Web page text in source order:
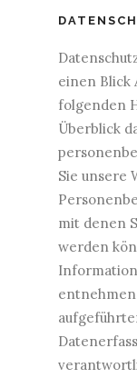
einen Blick
folgenden
Überblick
Sie unsere
mit denen
werden